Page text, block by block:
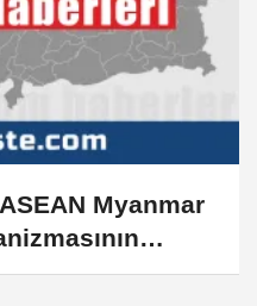
Myanmar
görmüyor